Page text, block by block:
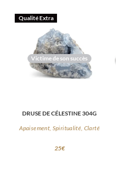
Victime de son succès
Qualité Extra
DRUSE DE CÉLESTINE 304G
Apaisement, Spiritualité, Clarté
25€